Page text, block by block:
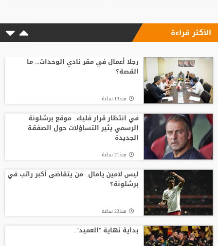
الأكثر قراءة
رجلا أعمال في مقر نادي الوحدات... ما
القصة؟
منذ13 ساعة
في انتظار قرار فليك.. موقع برشلونة
الرسمي يثير التساؤلات حول الصفقة
الجديدة
منذ21 ساعة
ليس لامين يامال.. من يتقاضى أكبر راتب في
برشلونة؟
منذ23 ساعة
بداية نهاية "العميد"..